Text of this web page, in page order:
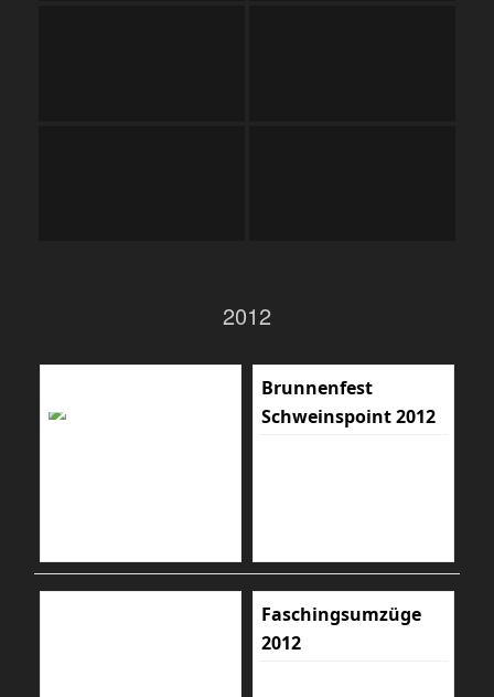
2012
Brunnenfest
Schweinspoint 2012
Faschingsumzüge
2012